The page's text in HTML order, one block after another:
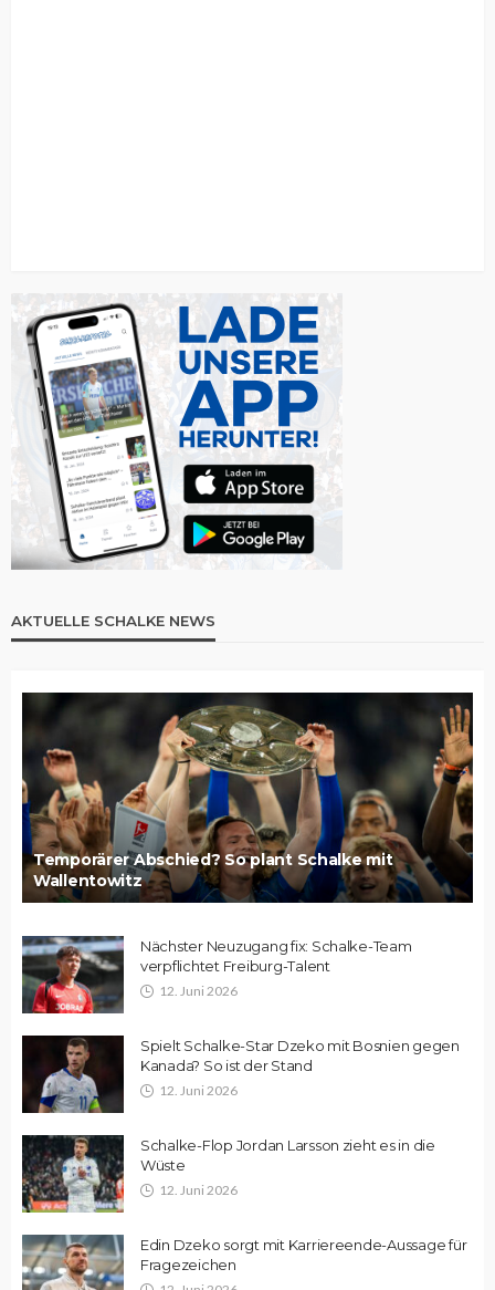
AKTUELLE SCHALKE NEWS
Temporärer Abschied? So plant Schalke mit
Wallentowitz
Nächster Neuzugang fix: Schalke-Team
verpflichtet Freiburg-Talent
12. Juni 2026
Spielt Schalke-Star Dzeko mit Bosnien gegen
Kanada? So ist der Stand
12. Juni 2026
Schalke-Flop Jordan Larsson zieht es in die
Wüste
12. Juni 2026
Edin Dzeko sorgt mit Karriereende-Aussage für
Fragezeichen